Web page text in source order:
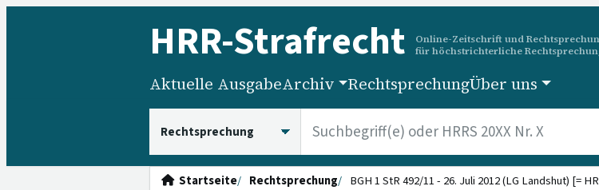
HRR-Strafrecht
Online-Zeitschrift und
für höchstrichterliche
Aktuelle AusgabeArchiv RechtsprechungÜber uns
Startseite Rechtsprechung BGH 1 StR 492/11 - 26. Juli 2012 (LG Landshut) [=